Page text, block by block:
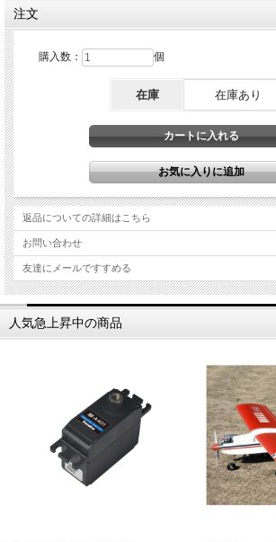
注文
購入数： 個
在庫 在庫あり
返品についての詳細はこちら
お問い合わせ
友達にメールですすめる
人気急上昇中の商品